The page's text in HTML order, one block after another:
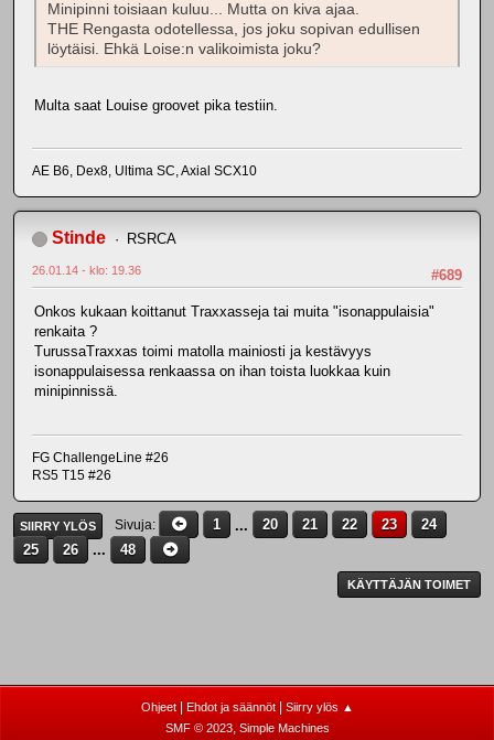
Minipinni toisiaan kuluu... Mutta on kiva ajaa.
THE Rengasta odotellessa, jos joku sopivan edullisen
löytäisi. Ehkä Loise:n valikoimista joku?
Multa saat Louise groovet pika testiin.
AE B6, Dex8, Ultima SC, Axial SCX10
Stinde RSRCA
#689
26.01.14 - klo: 19.36
Onkos kukaan koittanut Traxxasseja tai muita "isonappulaisia"
renkaita ?
TurussaTraxxas toimi matolla mainiosti ja kestävyys
isonappulaisessa renkaassa on ihan toista luokkaa kuin
minipinnissä.
FG ChallengeLine #26
RS5 T15 #26
SIIRRY YLÖS Sivuja 1 ... 20 21 22 23
24
25
26 ... 48
KÄYTTÄJÄN TOIMET
Ohjeet| Ehdot ja säännöt|
Siirry ylös ▲
SMF © 2023, Simple Machines